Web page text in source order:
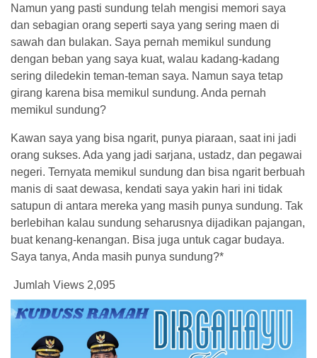
Namun yang pasti sundung telah mengisi memori saya
dan sebagian orang seperti saya yang sering maen di
sawah dan bulakan. Saya pernah memikul sundung
dengan beban yang saya kuat, walau kadang-kadang
sering diledekin teman-teman saya. Namun saya tetap
girang karena bisa memikul sundung. Anda pernah
memikul sundung?
Kawan saya yang bisa ngarit, punya piaraan, saat ini jadi
orang sukses. Ada yang jadi sarjana, ustadz, dan pegawai
negeri. Ternyata memikul sundung dan bisa ngarit berbuah
manis di saat dewasa, kendati saya yakin hari ini tidak
satupun di antara mereka yang masih punya sundung. Tak
berlebihan kalau sundung seharusnya dijadikan pajangan,
buat kenang-kenangan. Bisa juga untuk cagar budaya.
Saya tanya, Anda masih punya sundung?*
Jumlah Views 2,095